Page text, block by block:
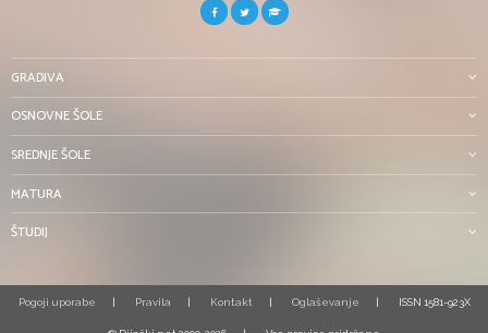
GRADIVA
OSNOVNE ŠOLE
SREDNJE ŠOLE
MATURA
ŠTUDIJ
Pogoji uporabe Pravila Kontakt Oglaševanje ISSN 1581-923X